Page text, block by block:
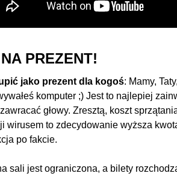
PREZENT!
jako prezent dla kogoś: Mamy,
komputer ;) Jest to najlepiej
głowy. Zresztą, koszt
wirusem to zdecydowanie wyższa
po fakcie.
sali jest ograniczona, a bilety